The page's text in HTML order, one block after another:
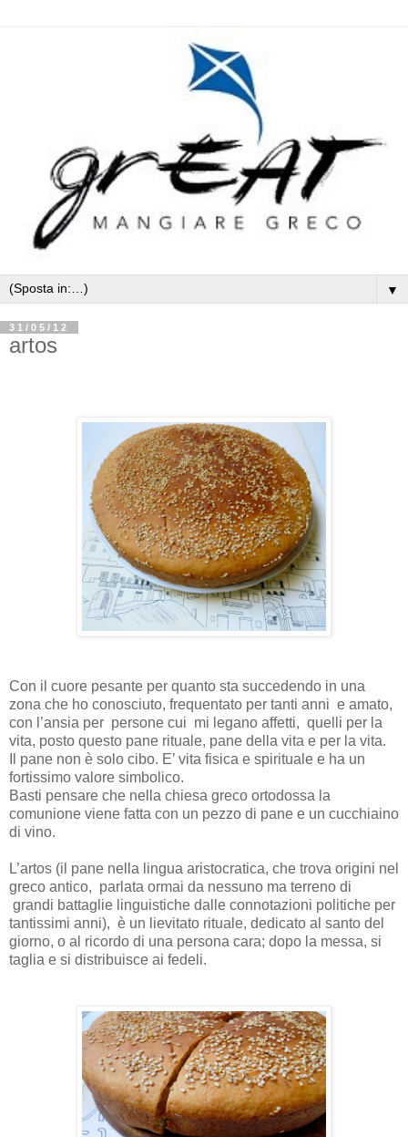
▼
31/05/12
artos
Con il cuore pesante per quanto sta succedendo in una
zona che ho conosciuto, frequentato per tanti anni e amato,
con l’ansia per persone cui mi legano affetti, quelli per la
vita, posto questo pane rituale, pane della vita e per la vita.
Il pane non è solo cibo. E’ vita fisica e spirituale e ha un
fortissimo valore simbolico.
Basti pensare che nella chiesa greco ortodossa la
comunione viene fatta con un pezzo di pane e un cucchiaino
di vino.
L’artos (il pane nella lingua aristocratica, che trova origini nel
greco antico, parlata ormai da nessuno ma terreno di
grandi battaglie linguistiche dalle connotazioni politiche per
tantissimi anni), è un lievitato rituale, dedicato al santo del
giorno, o al ricordo di una persona cara; dopo la messa, si
taglia e si distribuisce ai fedeli.